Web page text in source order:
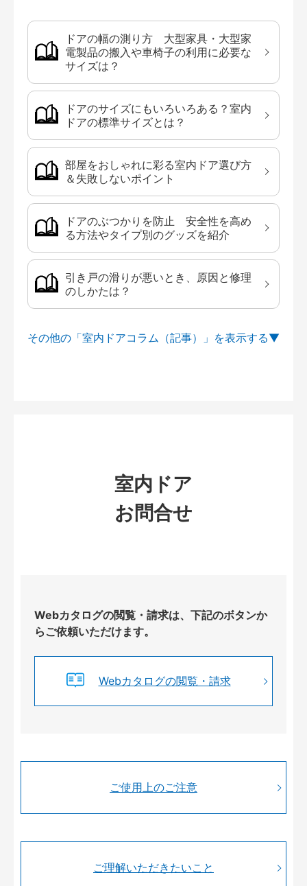
ドアの幅の測り方 大型家具・大型家
電製品の搬入や車椅子の利用に必要な
サイズは？
ドアのサイズにもいろいろある？室内
ドアの標準サイズとは？
部屋をおしゃれに彩る室内ドア選び方
＆失敗しないポイント
ドアのぶつかりを防止 安全性を高め
る方法やタイプ別のグッズを紹介
引き戸の滑りが悪いとき、原因と修理
のしかたは？
その他の「室内ドアコラム（記事）」を
室内ドア
お問合せ
Webカタログの閲覧・請求は、下記のボタンか
らご依頼いただけます。
Webカタログの閲覧・請求
ご使用上のご注意
ご理解いただきたいこと